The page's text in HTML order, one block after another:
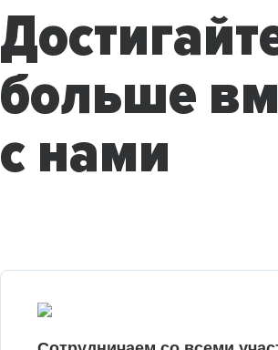
больше
с нами